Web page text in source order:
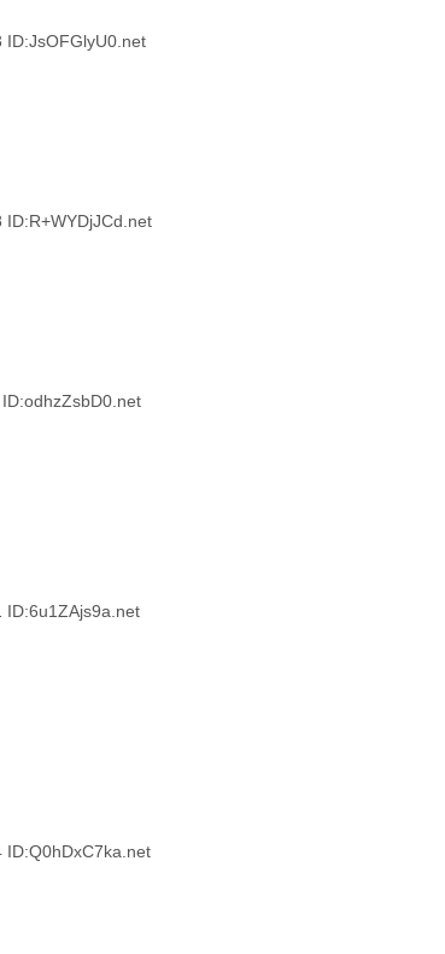
ID:JsOFGlyU0.net
ID:6u1ZAjs9a.net
ID:Q0hDxC7ka.net